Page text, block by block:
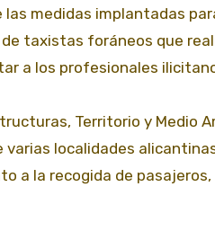
medidas implantadas
taxistas foráneos que
a los profesionales
Territorio y Medio
localidades
a la recogida de